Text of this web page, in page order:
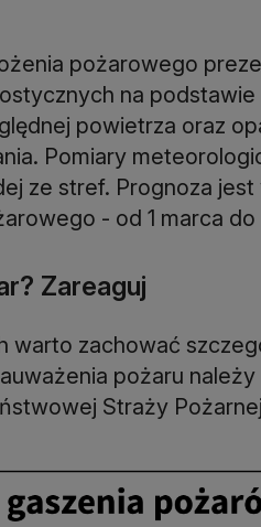
pożarowego
na
powietrza oraz
Pomiary
ze stref. Prognoza
- od 1 marca
Zareaguj
warto zachować
pożaru
Straży